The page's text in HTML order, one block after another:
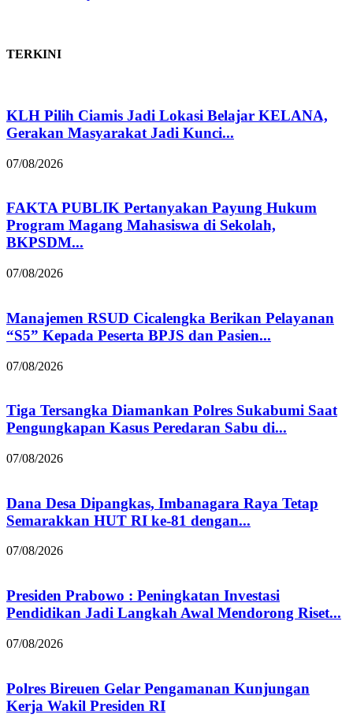
TERKINI
KLH Pilih Ciamis Jadi Lokasi Belajar KELANA,
Gerakan Masyarakat Jadi Kunci...
07/08/2026
FAKTA PUBLIK Pertanyakan Payung Hukum
Program Magang Mahasiswa di Sekolah,
BKPSDM...
07/08/2026
Manajemen RSUD Cicalengka Berikan Pelayanan
“S5” Kepada Peserta BPJS dan Pasien...
07/08/2026
Tiga Tersangka Diamankan Polres Sukabumi Saat
Pengungkapan Kasus Peredaran Sabu di...
07/08/2026
Dana Desa Dipangkas, Imbanagara Raya Tetap
Semarakkan HUT RI ke-81 dengan...
07/08/2026
Presiden Prabowo : Peningkatan Investasi
Pendidikan Jadi Langkah Awal Mendorong Riset...
07/08/2026
Polres Bireuen Gelar Pengamanan Kunjungan
Kerja Wakil Presiden RI